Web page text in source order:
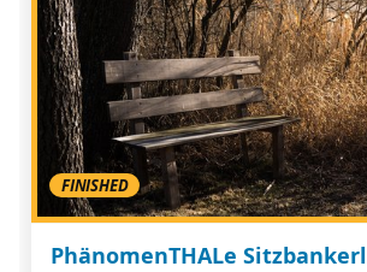
FINISHED
PhänomenTHALe Sitzbankerl